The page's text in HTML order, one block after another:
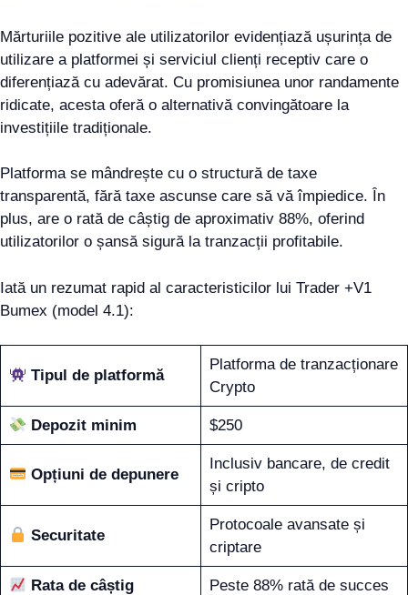
Mărturiile pozitive ale utilizatorilor evidențiază ușurința de
utilizare a platformei și serviciul clienți receptiv care o
diferențiază cu adevărat. Cu promisiunea unor randamente
ridicate, acesta oferă o alternativă convingătoare la
investițiile tradiționale.
Platforma se mândrește cu o structură de taxe
transparentă, fără taxe ascunse care să vă împiedice. În
plus, are o rată de câștig de aproximativ 88%, oferind
utilizatorilor o șansă sigură la tranzacții profitabile.
Iată un rezumat rapid al caracteristicilor lui Trader +V1
Bumex (model 4.1):
Tipul de platformă
Platforma de tranzacționare
Crypto
Depozit minim $250
Opțiuni de depunere
Inclusiv bancare, de credit
și cripto
Securitate
Protocoale avansate și
criptare
Rata de câștig Peste 88% rată de succes